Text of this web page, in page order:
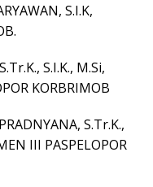
S.I.K,
S.I.K., M.Si,
KORBRIMOB
S.Tr.K.,
III PASPELOPOR